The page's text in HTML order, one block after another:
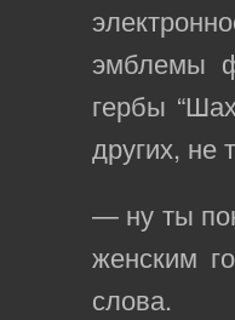
эмблемы
гербы
других, не
— ну ты
женским
слова.